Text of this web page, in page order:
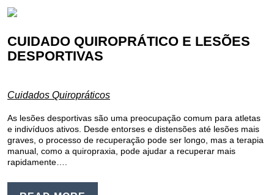
CUIDADO QUIROPRÁTICO E LESÕES
DESPORTIVAS
Cuidados Quiropráticos
As lesões desportivas são uma preocupação comum para atletas
e indivíduos ativos. Desde entorses e distensões até lesões mais
graves, o processo de recuperação pode ser longo, mas a terapia
manual, como a quiropraxia, pode ajudar a recuperar mais
rapidamente….